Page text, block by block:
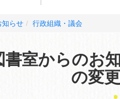
知らせ 行政組織・議会
書室からのお
の変